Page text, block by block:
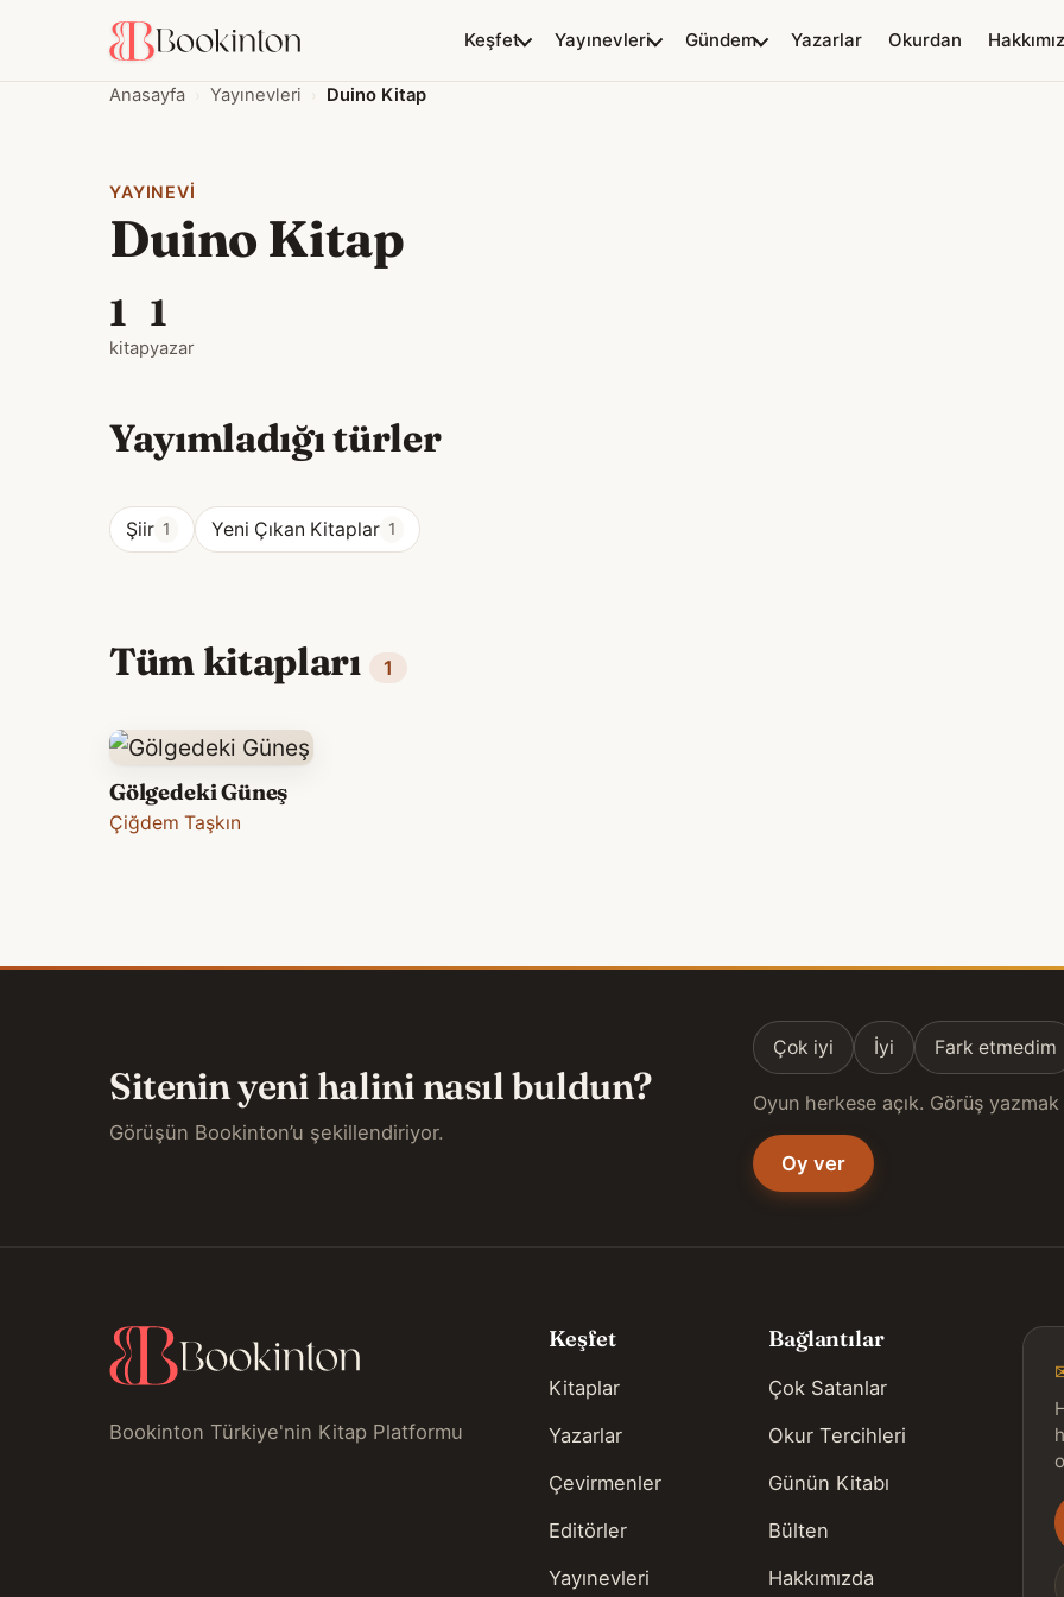
Keşfet Yayınevleri Gündem Yazarlar Okurdan
Anasayfa Yayınevleri Duino Kitap
YAYINEVI
Duino Kitap
1
kitap
1
yazar
Yayımladığı türler
Şiir 1 Yeni Çıkan Kitaplar 1
Tüm kitapları 1
Gölgedeki Güneş
Çiğdem Taşkın
Sitenin yeni halini nasıl buldun?
Görüşün Bookinton’u şekillendiriyor.
Çok iyi İyi Fark etmedim
Oyun herkese açık. Görüş
Oy ver
Bookinton Türkiye'nin Kitap Platformu
Keşfet
Kitaplar
Yazarlar
Çevirmenler
Editörler
Yayınevleri
Bağlantılar
Çok Satanlar
Okur Tercihleri
Günün Kitabı
Bülten
Hakkımızda